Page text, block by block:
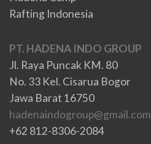
Rafting Indonesia
PT. HADENA INDO GROUP
Jl. Raya Puncak KM. 80
No. 33 Kel. Cisarua Bogor
Jawa Barat 16750
hadenaindogroup@gmail.com
+62 812-8306-2084